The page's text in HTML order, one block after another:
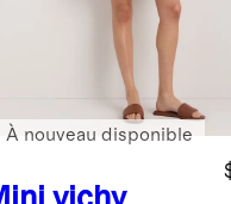
À nouveau disponible